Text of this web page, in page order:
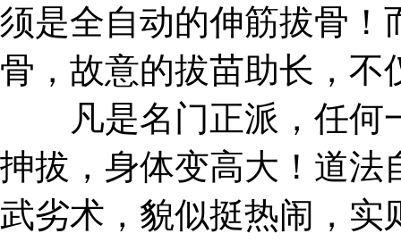
须是全自动的伸筋拔骨！
骨，故意的拔苗助长，不
凡是名门正派，任何
抻拔，身体变高大！道法
武劣术，貌似挺热闹，实